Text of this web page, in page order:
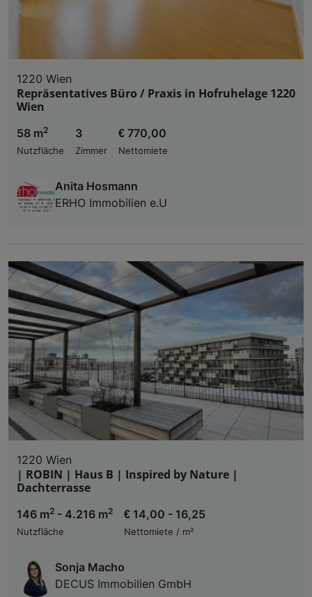
1220 Wien
Repräsentatives Büro / Praxis in Hofruhelage 1220
Wien
58 m2
Nutzfläche
3
Zimmer
€ 770,00
Nettomiete
Anita Hosmann
ERHO Immobilien e.U
1220 Wien
| ROBIN | Haus B | Inspired by Nature |
Dachterrasse
146 m2 - 4.216 m2
Nutzfläche
€ 14,00 - 16,25
Nettomiete / m²
Sonja Macho
DECUS Immobilien GmbH